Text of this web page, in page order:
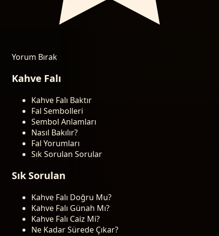
Yorum Bırak
Kahve Falı
Kahve Falı Baktır
Fal Sembolleri
Sembol Anlamları
Nasıl Bakılır?
Fal Yorumları
Sık Sorulan Sorular
Sık Sorulan
Kahve Falı Doğru Mu?
Kahve Falı Günah Mı?
Kahve Falı Caiz Mi?
Ne Kadar Sürede Çıkar?